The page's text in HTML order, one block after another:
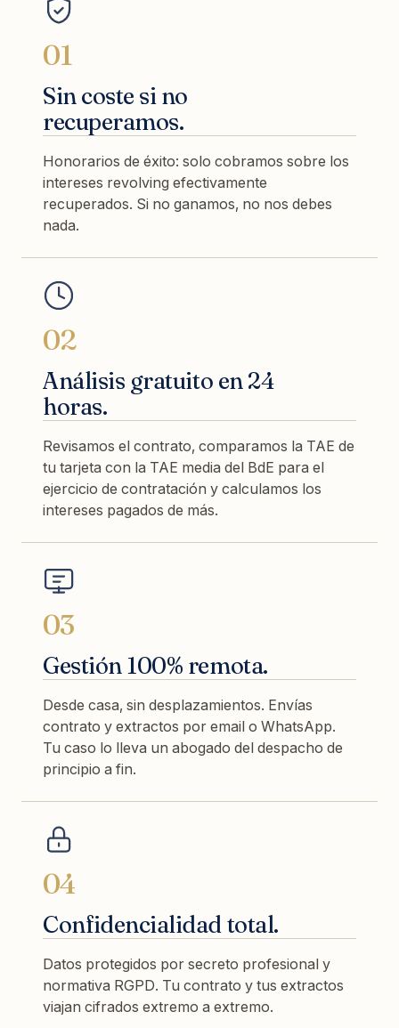
01
Sin coste si no
recuperamos.
Honorarios de éxito: solo cobramos sobre los
intereses revolving efectivamente
recuperados. Si no ganamos, no nos debes
nada.
02
Análisis gratuito en 24
horas.
Revisamos el contrato, comparamos la TAE de
tu tarjeta con la TAE media del BdE para el
ejercicio de contratación y calculamos los
intereses pagados de más.
03
Gestión 100% remota.
Desde casa, sin desplazamientos. Envías
contrato y extractos por email o WhatsApp.
Tu caso lo lleva un abogado del despacho de
principio a fin.
04
Confidencialidad total.
Datos protegidos por secreto profesional y
normativa RGPD. Tu contrato y tus extractos
viajan cifrados extremo a extremo.